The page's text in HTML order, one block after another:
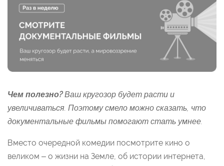
Чем полезно?Ваш кругозор будет расти и
увеличиваться. Поэтому смело можно сказать, что
документальные фильмы помогают стать умнее.
Вместо очередной комедии посмотрите кино о
великом – о жизни на Земле, об истории интернета,